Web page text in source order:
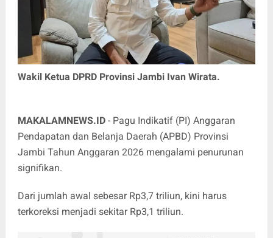
Wakil Ketua DPRD Provinsi Jambi Ivan Wirata.
MAKALAMNEWS.ID - Pagu Indikatif (PI) Anggaran
Pendapatan dan Belanja Daerah (APBD) Provinsi
Jambi Tahun Anggaran 2026 mengalami penurunan
signifikan.
Dari jumlah awal sebesar Rp3,7 triliun, kini harus
terkoreksi menjadi sekitar Rp3,1 triliun.